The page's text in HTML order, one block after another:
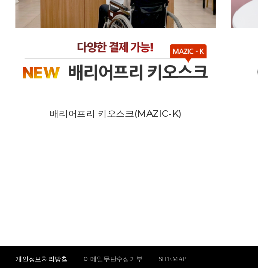
배리어프리 키오스크(MAZIC-K)
개인정보처리방침 이메일무단수집거부 SITEMAP